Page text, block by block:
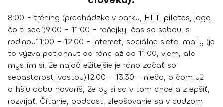
8:00 - tréning (prechádzka v parku, HIIT, pilates, joga...
čo ti sedí)9:00 - 11:00 - raňajky, čas so sebou, s
rodinou11:00 – 12:00 - internet, sociálne siete, maily (je
to výzva potiahnuť od rána až do 11:00, viem, ale
myslím si, že najdôležitejšie je ráno začať so
sebastarostlivosťou)12:00 – 13:30 - niečo, o čom už
dlhšiu dobu hovoríš, že by si sa v tom chcela zlepšiť,
rozvíjať. Čítanie, podcast, zlepšovanie sa v cudzom